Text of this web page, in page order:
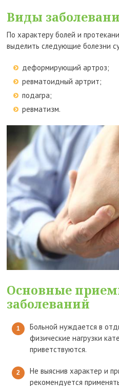
Виды
По характеру болей и
выделить следующие болезни
деформирующий артроз;
ревматоидный артрит;
подагра;
ревматизм.
Основные
заболеваний
Больной нуждается в
физические нагрузки
приветствуются.
Не выяснив характер и
рекомендуется